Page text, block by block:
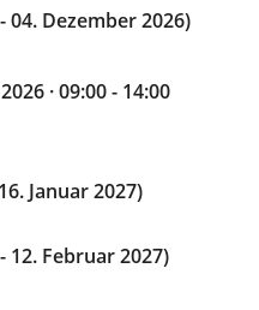
04. Dezember 2026)
· 09:00 - 14:00
Januar 2027)
12. Februar 2027)